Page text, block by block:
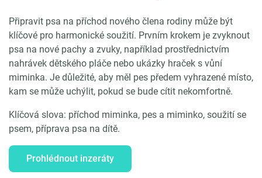
Připravit psa na příchod nového člena rodiny může být
klíčové pro harmonické soužití. Prvním krokem je zvyknout
psa na nové pachy a zvuky, například prostřednictvím
nahrávek dětského pláče nebo ukázky hraček s vůní
miminka. Je důležité, aby měl pes předem vyhrazené místo,
kam se může uchýlit, pokud se bude cítit nekomfortně.
Klíčová slova: příchod miminka, pes a miminko, soužití se
psem, příprava psa na dítě.
Prohlédnout inzeráty